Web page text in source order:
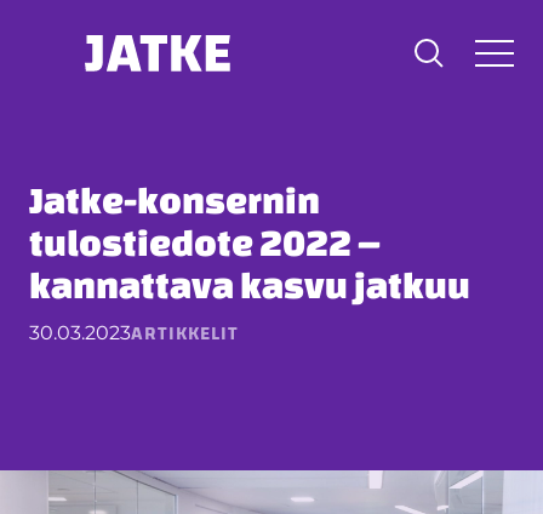
Jatke-konsernin
tulostiedote 2022 –
kannattava kasvu jatkuu
30.03.2023ARTIKKELIT